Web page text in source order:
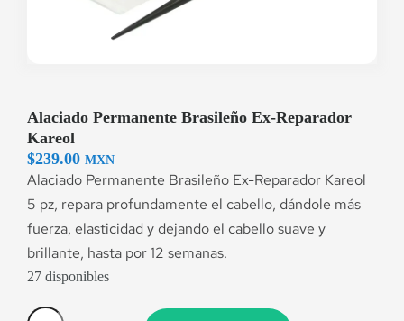
Alaciado Permanente Brasileño Ex-Reparador
Kareol
$239.00 MXN
Alaciado Permanente Brasileño Ex-Reparador Kareol
5 pz, repara profundamente el cabello, dándole más
fuerza, elasticidad y dejando el cabello suave y
brillante, hasta por 12 semanas.
27 disponibles